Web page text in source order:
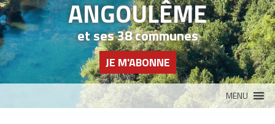
ANGOULÊME
et ses 38 communes
JE M'ABONNE
MENU